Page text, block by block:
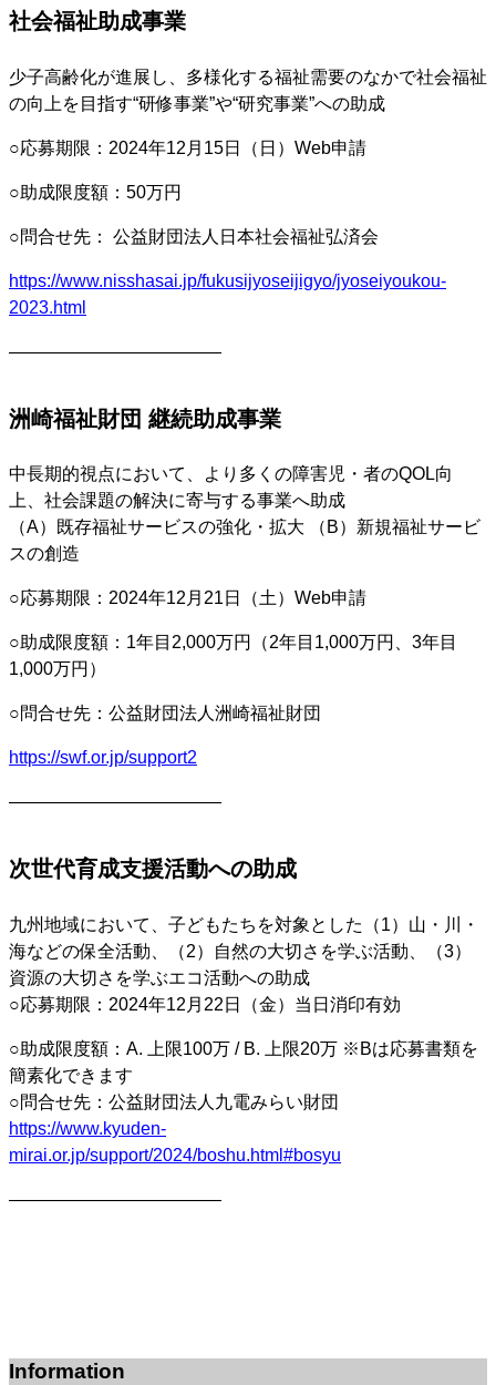
社会福祉助成事業
少子高齢化が進展し、多様化する福祉需要のなかで社会福祉
の向上を目指す“研修事業”や“研究事業”への助成
○応募期限：2024年12月15日（日）Web申請
○助成限度額：50万円
○問合せ先： 公益財団法人日本社会福祉弘済会
https://www.nisshasai.jp/fukusijyoseijigyo/jyoseiyoukou-
2023.html
————————————
洲崎福祉財団 継続助成事業
中長期的視点において、より多くの障害児・者のQOL向
上、社会課題の解決に寄与する事業へ助成
（A）既存福祉サービスの強化・拡大 （B）新規福祉サービ
スの創造
○応募期限：2024年12月21日（土）Web申請
○助成限度額：1年目2,000万円（2年目1,000万円、3年目
1,000万円）
○問合せ先：公益財団法人洲崎福祉財団
https://swf.or.jp/support2
————————————
次世代育成支援活動への助成
九州地域において、子どもたちを対象とした（1）山・川・
海などの保全活動、（2）自然の大切さを学ぶ活動、（3）
資源の大切さを学ぶエコ活動への助成
○応募期限：2024年12月22日（金）当日消印有効
○助成限度額：A. 上限100万 / B. 上限20万 ※Bは応募書類を
簡素化できます
○問合せ先：公益財団法人九電みらい財団
https://www.kyuden-
mirai.or.jp/support/2024/boshu.html#bosyu
————————————
Information